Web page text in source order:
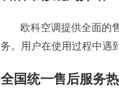
欧科空调提供全面的
务。用户在使用过程中遇
全国统一售后服务